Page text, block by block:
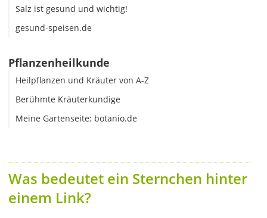
Salz ist gesund und wichtig!
gesund-speisen.de
Pflanzenheilkunde
Heilpflanzen und Kräuter von A-Z
Berühmte Kräuterkundige
Meine Gartenseite: botanio.de
Was bedeutet ein Sternchen hinter
einem Link?